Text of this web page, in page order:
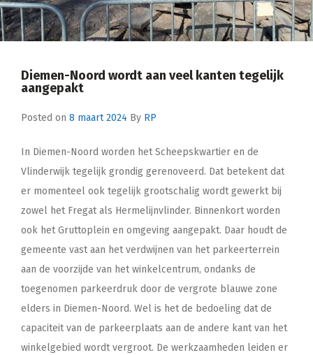
Diemen-Noord wordt aan veel kanten tegelijk
aangepakt
Posted on 8 maart 2024 By RP
In Diemen-Noord worden het Scheepskwartier en de
Vlinderwijk tegelijk grondig gerenoveerd. Dat betekent dat
er momenteel ook tegelijk grootschalig wordt gewerkt bij
zowel het Fregat als Hermelijnvlinder. Binnenkort worden
ook het Gruttoplein en omgeving aangepakt. Daar houdt de
gemeente vast aan het verdwijnen van het parkeerterrein
aan de voorzijde van het winkelcentrum, ondanks de
toegenomen parkeerdruk door de vergrote blauwe zone
elders in Diemen-Noord. Wel is het de bedoeling dat de
capaciteit van de parkeerplaats aan de andere kant van het
winkelgebied wordt vergroot. De werkzaamheden leiden er